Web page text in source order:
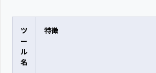
ツ
ー
ル
名
特徴